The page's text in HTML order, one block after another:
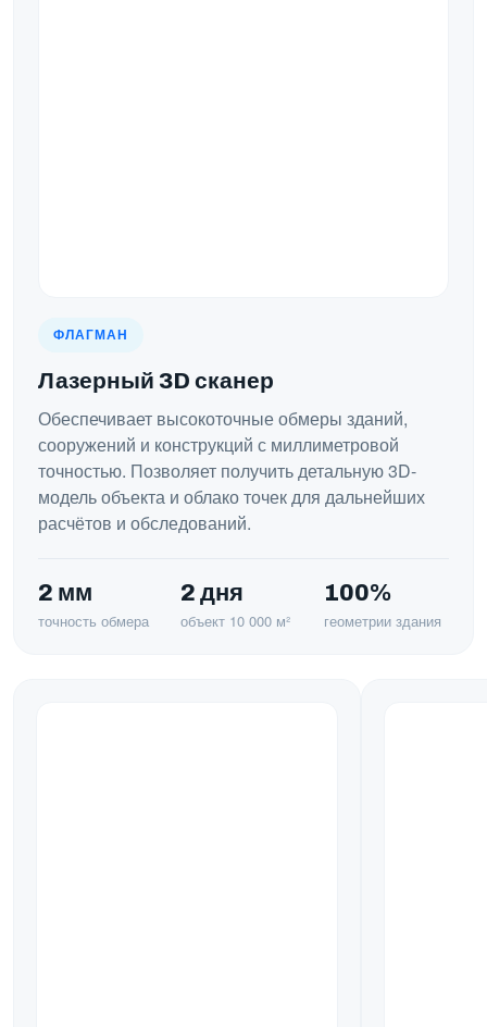
ФЛАГМАН
Лазерный 3D сканер
Обеспечивает высокоточные обмеры зданий,
сооружений и конструкций с миллиметровой
точностью. Позволяет получить детальную 3D-
модель объекта и облако точек для дальнейших
расчётов и обследований.
2 мм
точность обмера
2 дня
объект 10 000 м²
100%
геометрии здания